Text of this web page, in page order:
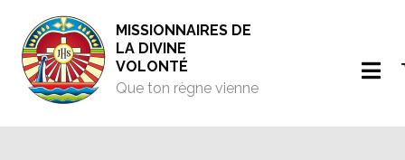
MISSIONNAIRES DE
LA DIVINE
VOLONTÉ
Que ton règne vienne